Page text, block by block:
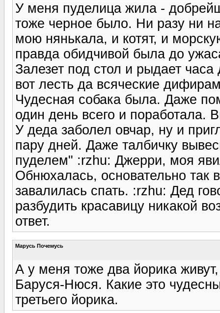
У меня пуделица жила -
тоже черное было. Ни разу ни
мою нянькала, и котят, и
правда обидчивой была до
Залезет под стол и рыдает
вот лесть да всяческие
Чудесная собака была. Даже
один день всего и поработала.
У деда заболел овчар, ну и
пару дней. Даже талбичку
пуделем" :rzhu: Джерри, моя
Обнюхалась, основательно так
завалилась спать. :rzhu: Дед
разбудить красавицу никакой
ответ.
Марусь Почемусь
А у меня тоже два йорика
Баруся-Нюся. Какие это
третьего йорика.